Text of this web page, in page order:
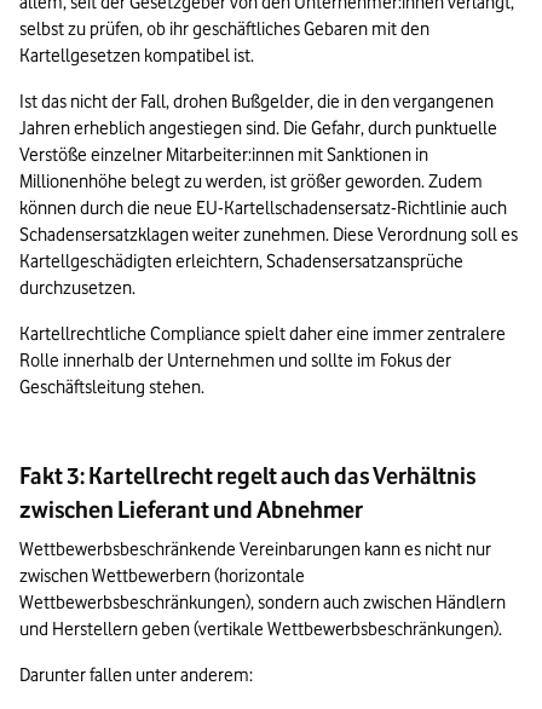
selbst zu prüfen, ob ihr geschäftliches Gebaren mit den
Kartellgesetzen kompatibel ist.
Ist das nicht der Fall, drohen Bußgelder, die in den vergangenen
Jahren erheblich angestiegen sind. Die Gefahr, durch punktuelle
Verstöße einzelner Mitarbeiter:innen mit Sanktionen in
Millionenhöhe belegt zu werden, ist größer geworden. Zudem
können durch die neue EU-Kartellschadensersatz-Richtlinie auch
Schadensersatzklagen weiter zunehmen. Diese Verordnung soll es
Kartellgeschädigten erleichtern, Schadensersatzansprüche
durchzusetzen.
Kartellrechtliche Compliance spielt daher eine immer zentralere
Rolle innerhalb der Unternehmen und sollte im Fokus der
Geschäftsleitung stehen.
Fakt 3: Kartellrecht regelt auch das Verhältnis
zwischen Lieferant und Abnehmer
Wettbewerbsbeschränkende Vereinbarungen kann es nicht nur
zwischen Wettbewerbern (horizontale
Wettbewerbsbeschränkungen), sondern auch zwischen Händlern
und Herstellern geben (vertikale Wettbewerbsbeschränkungen).
Darunter fallen unter anderem: